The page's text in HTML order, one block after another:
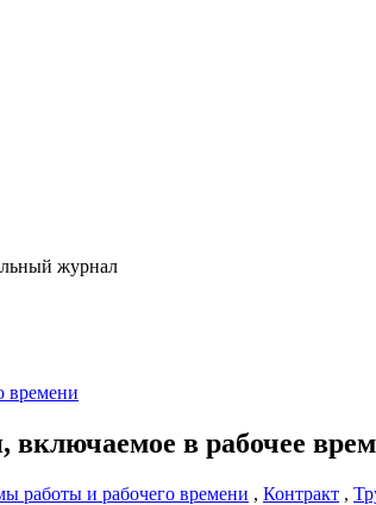
журнал
времени
в рабочее
работы и рабочего времени , Контракт ,